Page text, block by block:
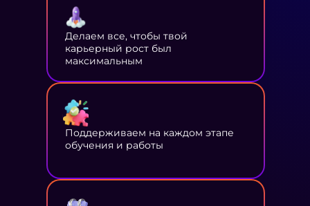
Делаем все, чтобы твой
карьерный рост был
максимальным
Поддерживаем на каждом этапе
обучения и работы